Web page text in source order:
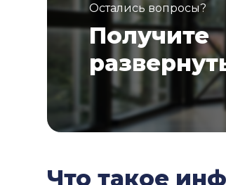
Остались вопросы?
Получите
Что такое